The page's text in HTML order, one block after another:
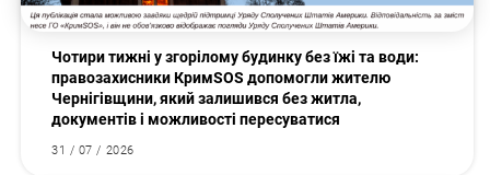
Чотири тижні у згорілому будинку без їжі та води:
правозахисники КримSOS допомогли жителю
Чернігівщини, який залишився без житла,
документів і можливості пересуватися
31 / 07 / 2026